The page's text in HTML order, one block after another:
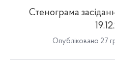
Стенограма
Опубліковано 27